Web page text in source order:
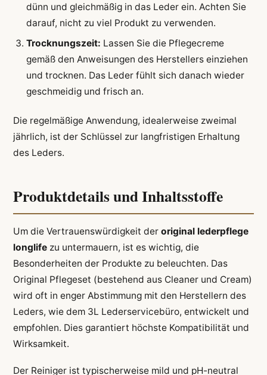
dünn und gleichmäßig in das Leder ein. Achten Sie
darauf, nicht zu viel Produkt zu verwenden.
Trocknungszeit: Lassen Sie die Pflegecreme
gemäß den Anweisungen des Herstellers einziehen
und trocknen. Das Leder fühlt sich danach wieder
geschmeidig und frisch an.
Die regelmäßige Anwendung, idealerweise zweimal
jährlich, ist der Schlüssel zur langfristigen Erhaltung
des Leders.
Produktdetails und Inhaltsstoffe
Um die Vertrauenswürdigkeit der original lederpflege
longlifezu untermauern, ist es wichtig, die
Besonderheiten der Produkte zu beleuchten. Das
Original Pflegeset (bestehend aus Cleaner und Cream)
wird oft in enger Abstimmung mit den Herstellern des
Leders, wie dem 3L Lederservicebüro, entwickelt und
empfohlen. Dies garantiert höchste Kompatibilität und
Wirksamkeit.
Der Reiniger ist typischerweise mild und pH-neutral